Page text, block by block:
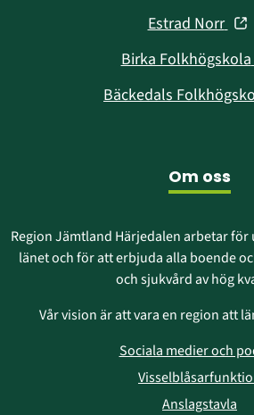
Estrad Norr
nytt
Birka Folkhögskola
Bäckedals
Om oss
Region Jämtland Härjedalen arbetar
länet och för att erbjuda alla boende
och sjukvård av hög
Vår vision är att vara en region att
Sociala medier och
Anslagstavla